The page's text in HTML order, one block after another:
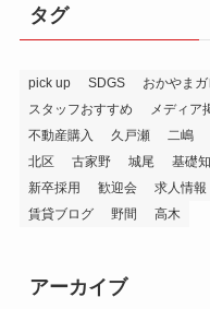
タグ
pick up SDGS おかやま
スタッフおすすめ
メディア
不動産購入
久戸瀬 二嶋
北区
古家野 城尾 基礎
新卒採用
歓迎会 求人情報
賃貸ブログ
野間 高木
アーカイブ